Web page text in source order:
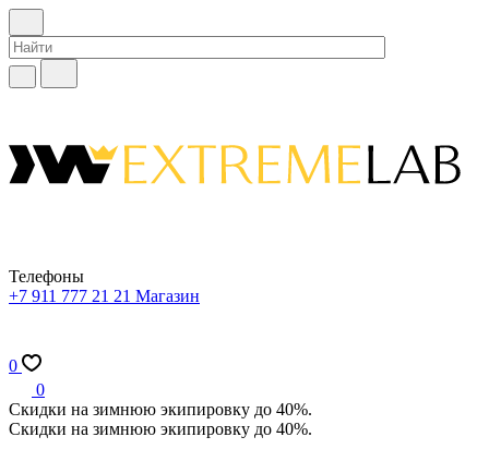
Телефоны
+7 911 777 21 21 Магазин
0
0
Скидки на зимнюю экипировку до 40%.
Скидки на зимнюю экипировку до 40%.